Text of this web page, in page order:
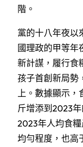
階。
黨的十八年夜以
國理政的甲等年
新計謀，履行食
孩子首創新局勢
上。數據顯示，
斤增添到2023年
2023年人均食
均勻程度，也高